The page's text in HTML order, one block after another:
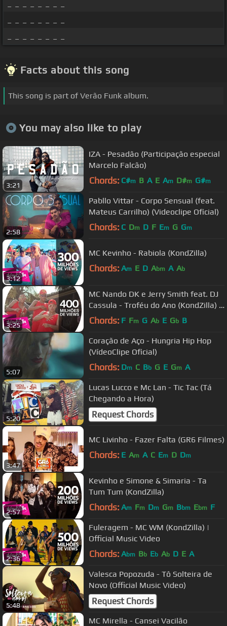
Facts about this song
This song is part of Verão Funk album.
You may also like to play
3:21
IZA - Pesadão (Participação especial
Marcelo Falcão)
Chords: C#m B A E Am D#m G#m
2:58
Pabllo Vittar - Corpo Sensual (feat.
Mateus Carrilho) (Videoclipe Oficial)
Chords: C Dm D F Em G Gm
3:12
MC Kevinho - Rabiola (KondZilla)
Chords: Am E D Abm A Ab
3:25
MC Nando DK e Jerry Smith feat. DJ
Cassula - Troféu do Ano (KondZilla) |
Official Music Video
Chords: F Fm G Ab E Gb B
5:07
Coração de Aço - Hungria Hip Hop
(VídeoClipe Oficial)
Chords: Dm C Bb G E Gm A
5:20
Lucas Lucco e Mc Lan - Tic Tac (Tá
Chegando a Hora)
Request Chords
3:47
MC Livinho - Fazer Falta (GR6 Filmes)
Chords: E Am A C Em D Dm
2:57
Kevinho e Simone & Simaria - Ta
Tum Tum (KondZilla)
Chords: Am Fm Dm Gm Bbm Ebm F
2:36
Fuleragem - MC WM (KondZilla) |
Official Music Video
Chords: Abm Bb Eb Ab D E A
5:48
Valesca Popozuda - Tô Solteira de
Novo (Official Music Video)
Request Chords
MC Mirella - Cansei Vacilão